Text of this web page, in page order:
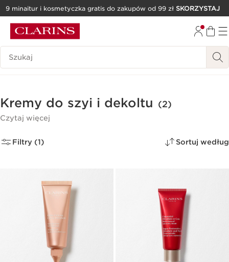
PRZEJDŹ DO TREŚCI
9 minaitur i kosmetyczka gratis do zakupów od 99 zł SKORZYSTAJ
Historia wyszukiwania
Kremy do szyi i dekoltu (2)
Czytaj więcej
Filtry (1) Sortuj według